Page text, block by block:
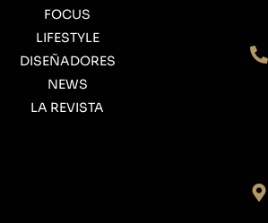
FOCUS
LIFESTYLE
DISEÑADORES
NEWS
LA REVISTA